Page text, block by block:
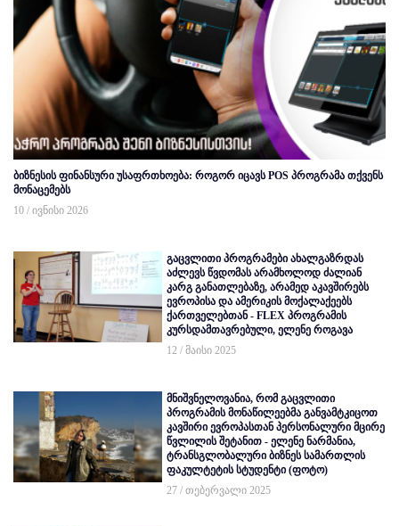
ბიზნესის ფინანსური უსაფრთხოება: როგორ იცავს POS პროგრამა თქვენს
მონაცემებს
10 / ივნისი 2026
გაცვლითი პროგრამები ახალგაზრდას
აძლევს წვდომას არამხოლოდ ძალიან
კარგ განათლებაზე, არამედ აკავშირებს
ევროპისა და ამერიკის მოქალაქეებს
ქართველებთან - FLEX პროგრამის
კურსდამთავრებული, ელენე როგავა
12 / მაისი 2025
მნიშვნელოვანია, რომ გაცვლითი
პროგრამის მონაწილეებმა განვამტკიცოთ
კავშირი ევროპასთან პერსონალური მცირე
წვლილის შეტანით - ელენე ნარმანია,
ტრანსგლობალური ბიზნეს სამართლის
ფაკულტეტის სტუდენტი (ფოტო)
27 / თებერვალი 2025